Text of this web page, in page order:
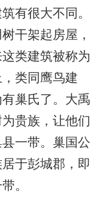
有很大不同。
干架起房屋，
类建筑被称为
类同鹰鸟建
巢氏了。大禹
贵族，让他们
一带。巢国公
于彭城郡，即
。